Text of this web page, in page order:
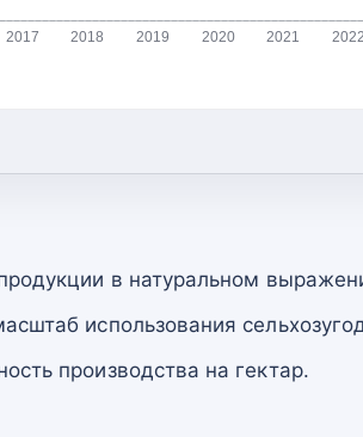
2017 2018 2019 2020 2021 2022
в натуральном
использования
производства на гектар.